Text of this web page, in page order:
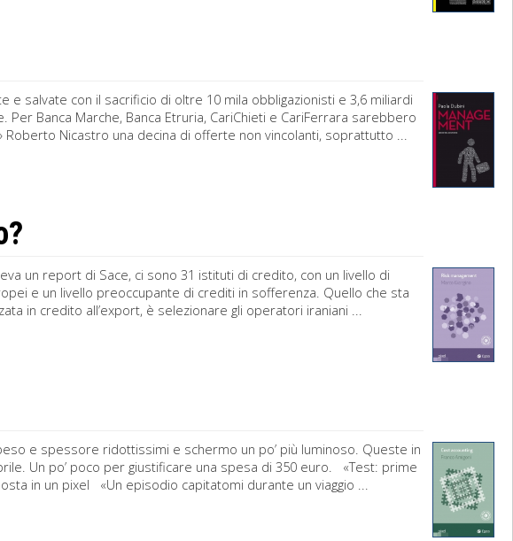
salvate con il sacrificio di oltre 10 mila obbligazionisti e 3,6 miliardi
Banca Marche, Banca Etruria, CariChieti e CariFerrara sarebbero
Nicastro una decina di offerte non vincolanti, soprattutto ...
un report di Sace, ci sono 31 istituti di credito, con un livello di
e un livello preoccupante di crediti in sofferenza. Quello che sta
in credito all’export, è selezionare gli operatori iraniani ...
e spessore ridottissimi e schermo un po’ più luminoso. Queste in
Un po’ poco per giustificare una spesa di 350 euro. «Test: prime
in un pixel «Un episodio capitatomi durante un viaggio ...